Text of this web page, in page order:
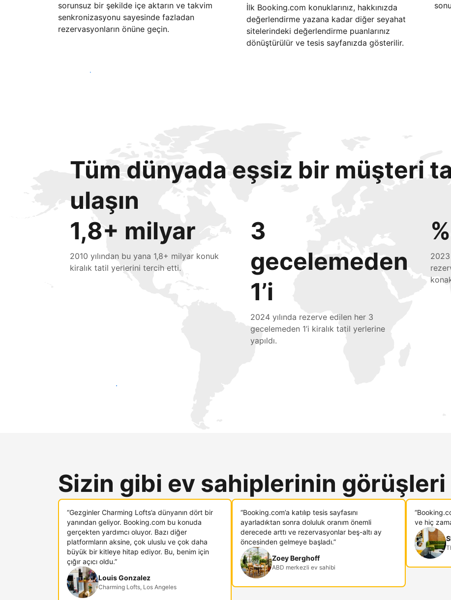
sorunsuz bir şekilde içe aktarın ve takvim
senkronizasyonu sayesinde fazladan
rezervasyonların önüne geçin.
İlk Booking.com konuklarınız, hakkınızda
değerlendirme yazana kadar diğer seyahat
sitelerindeki değerlendirme puanlarınız
dönüştürülür ve tesis sayfanızda gösterilir.
Hemen başla
Tüm dünyada eşsiz bir müşteri
ulaşın
1,8+ milyar
2010 yılından bu yana 1,8+ milyar konuk
kiralık tatil yerlerini tercih etti.
3
gecelemeden
1’i
2024 yılında rezerve edilen her 3
gecelemeden 1’i kiralık tatil yerlerine
yapıldı.
2023
Hemen yeni konuklara ulaş
Sizin gibi ev sahiplerinin görüşleri
“Gezginler Charming Lofts’a dünyanın dört bir
yanından geliyor. Booking.com bu konuda
gerçekten yardımcı oluyor. Bazı diğer
platformların aksine, çok uluslu ve çok daha
büyük bir kitleye hitap ediyor. Bu, benim için
çığır açıcı oldu.”
Louis Gonzalez
Charming Lofts, Los Angeles
“Booking.com’a katılıp tesis sayfasını
ayarladıktan sonra doluluk oranım önemli
derecede arttı ve rezervasyonlar beş-altı ay
öncesinden gelmeye başladı.”
Zoey Berghoff
ABD merkezli ev sahibi
ve hiç